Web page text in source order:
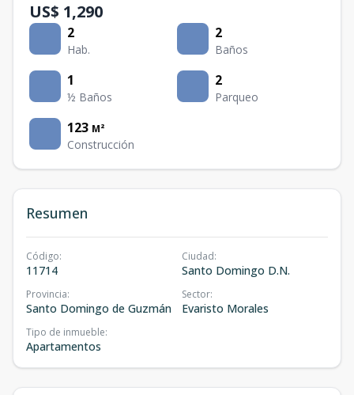
US$ 1,290
2
Hab.
2
Baños
1
½ Baños
2
Parqueo
123 M²
Construcción
Resumen
Código:
11714
Ciudad:
Santo Domingo D.N.
Provincia:
Santo Domingo de Guzmán
Sector:
Evaristo Morales
Tipo de inmueble:
Apartamentos